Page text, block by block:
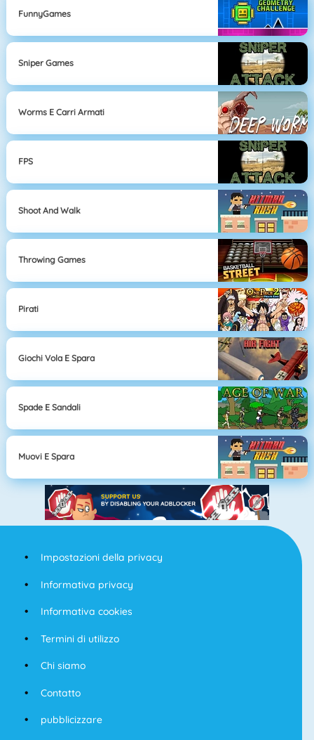
FunnyGames
Sniper Games
Worms E Carri Armati
FPS
Shoot And Walk
Throwing Games
Pirati
Giochi Vola E Spara
Spade E Sandali
Muovi E Spara
Impostazioni della privacy
Informativa privacy
Informativa cookies
Termini di utilizzo
Chi siamo
Contatto
pubblicizzare